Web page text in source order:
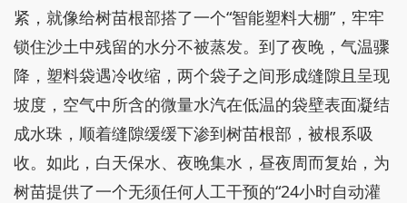
紧，就像给树苗根部搭了一个“智能塑料大棚”，牢牢
锁住沙土中残留的水分不被蒸发。到了夜晚，气温骤
降，塑料袋遇冷收缩，两个袋子之间形成缝隙且呈现
坡度，空气中所含的微量水汽在低温的袋壁表面凝结
成水珠，顺着缝隙缓缓下渗到树苗根部，被根系吸
收。如此，白天保水、夜晚集水，昼夜周而复始，为
树苗提供了一个无须任何人工干预的“24小时自动灌